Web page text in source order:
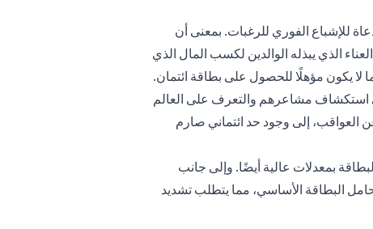
للإشباع الفوري للرغبات. بمعنى أن
الذي يبذله الوالدين لكسب المال الذي
لا يكون مؤهلًا للحصول على بطاقة ائتمان.
استكشاف مشاعرهم والتعرف على العالم
العواقب، إلى وجود حد ائتماني صارم
بمعدلات عالية أيضًا. وإلى جانب
البطاقة الأساسي، مما يتطلب تشديد